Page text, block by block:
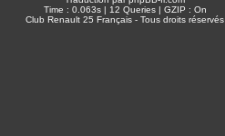
Time : 0.063s | 12 Queries | GZIP : On
Club Renault 25 Français - Tous droits réservés